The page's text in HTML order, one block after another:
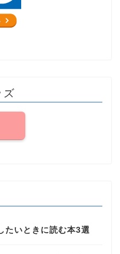
ズ
たいときに読む本3選